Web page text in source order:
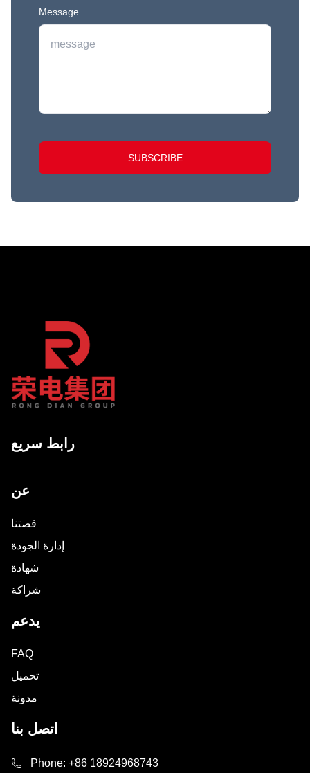
Message
SUBSCRIBE
رابط سريع
عن
قصتنا
إدارة الجودة
شهادة
شراكة
يدعم
FAQ
تحميل
مدونة
اتصل بنا
Phone: +86 18924968743